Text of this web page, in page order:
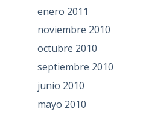
enero 2011
noviembre 2010
octubre 2010
septiembre 2010
junio 2010
mayo 2010